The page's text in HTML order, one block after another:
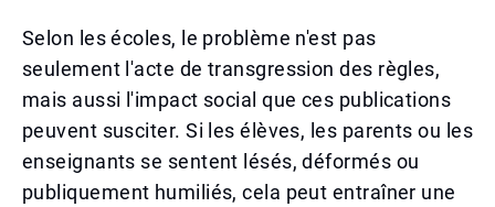
Selon les écoles, le problème n'est pas
seulement l'acte de transgression des règles,
mais aussi l'impact social que ces publications
peuvent susciter. Si les élèves, les parents ou les
enseignants se sentent lésés, déformés ou
publiquement humiliés, cela peut entraîner une